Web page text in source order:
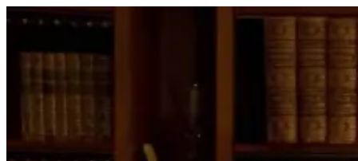
Перейти